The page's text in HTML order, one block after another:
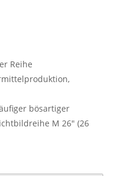
Reihe
bösartiger
M 26" (26